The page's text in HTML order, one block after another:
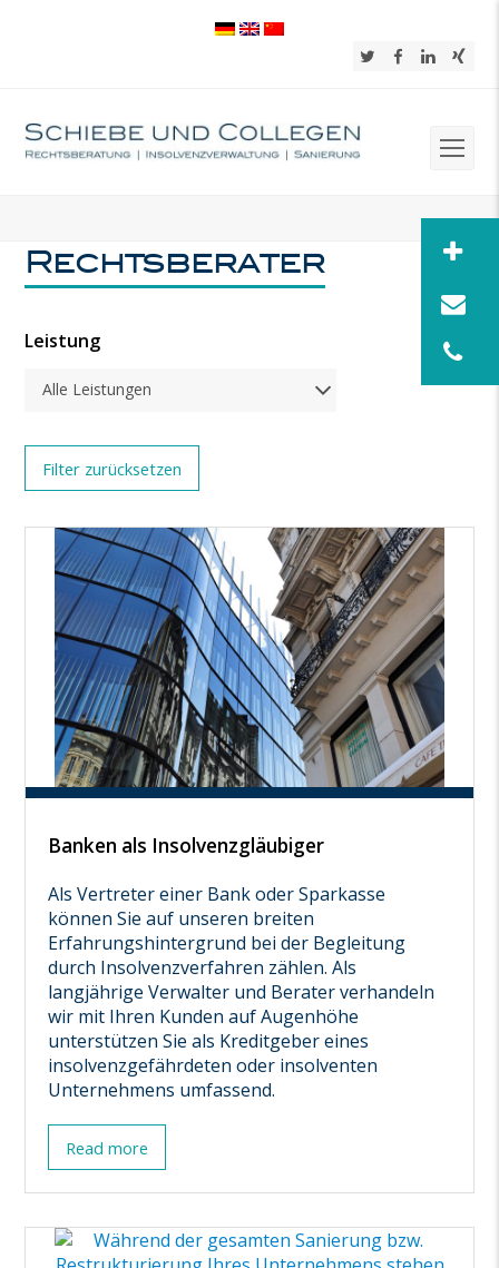
Twitter
Facebook
LinkedIn
Xing
Rechtsberater
Leistung
Alle Leistungen
Banken als Insolvenzgläubiger
Als Vertreter einer Bank oder Sparkasse
können Sie auf unseren breiten
Erfahrungshintergrund bei der Begleitung
durch Insolvenzverfahren zählen. Als
langjährige Verwalter und Berater verhandeln
wir mit Ihren Kunden auf Augenhöhe
unterstützen Sie als Kreditgeber eines
insolvenzgefährdeten oder insolventen
Unternehmens umfassend.
Read more